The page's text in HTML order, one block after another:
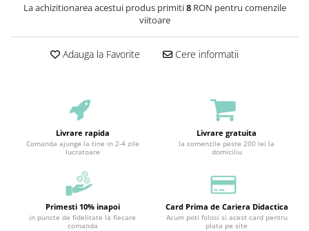
La achizitionarea acestui produs primiti8RON pentru comenzile
viitoare
Adauga la Favorite Cere informatii
Livrare rapida
Comanda ajunge la tine in 2-4 zile
lucratoare
Livrare gratuita
la comenzile peste 200 lei la
domiciliu
Primesti 10% inapoi
in puncte de fidelitate la fiecare
comanda
Card Prima de Cariera Didactica
Acum poti folosi si acest card pentru
plata pe site